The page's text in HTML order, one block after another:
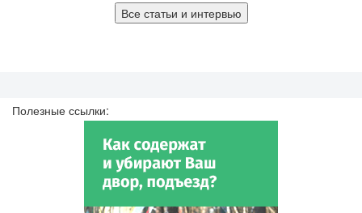
Все статьи и интервью
Полезные ссылки: